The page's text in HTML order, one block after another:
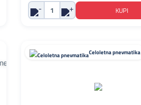
Celoletna pnevmatika